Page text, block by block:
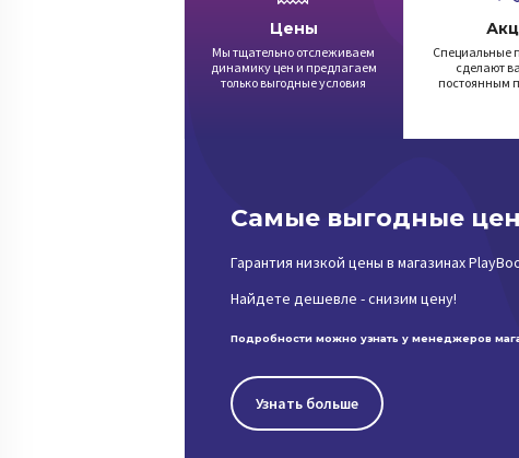
Цены
Мы тщательно отслеживаем
динамику цен и предлагаем
только выгодные условия
Специальные
сделают
постоянным
Самые выгодные
Гарантия низкой цены в магазинах
Найдете дешевле - снизим цену!
Подробности можно узнать у менеджеров
Узнать больше